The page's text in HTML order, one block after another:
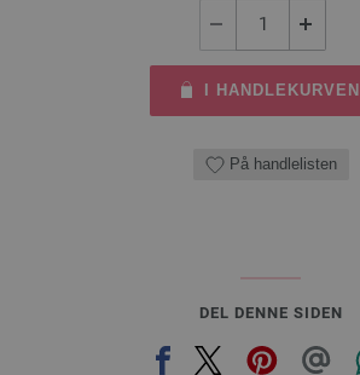
I HANDLEKURVEN
På handlelisten
DEL DENNE SIDEN